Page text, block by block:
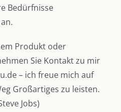
Bedürfnisse
Produkt oder
Sie Kontakt zu mir
– ich freue mich auf
Großartiges zu leisten.
Jobs)